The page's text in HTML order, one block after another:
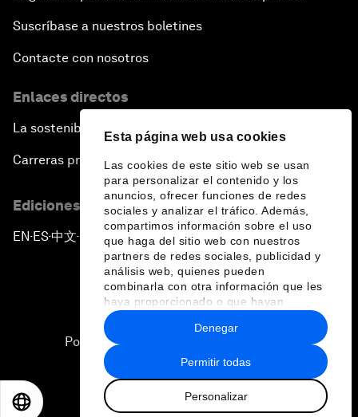
Esta página web usa cookies
Las cookies de este sitio web se usan
para personalizar el contenido y los
anuncios, ofrecer funciones de redes
sociales y analizar el tráfico. Además,
compartimos información sobre el uso
que haga del sitio web con nuestros
partners de redes sociales, publicidad y
análisis web, quienes pueden
combinarla con otra información que les
haya proporcionado o que hayan
recopilado a partir del uso que haya
hecho de sus servicios.
Permitir todas
Personalizar
Denegar
Suscríbase a nuestros boletines
Contacte con nosotros
Enlaces directos
La sostenibilidad en el Foro
Carreras profesionales
Ediciones en otros idiomas
EN ▪ ES▪中文▪ 日本語
Política de privacidad y normas de uso
2026 Foro Económico Mundial